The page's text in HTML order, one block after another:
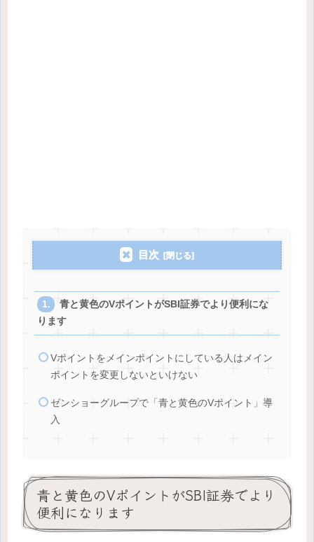
目次
青と黄色のVポイントがSBI証券でより便利にな
ります
Vポイントをメインポイントにしている人はメイン
ポイントを変更しないといけない
ゼンショーグループで「青と黄色のVポイント」導
入
青と黄色のVポイントがSBI証券でより
便利になります